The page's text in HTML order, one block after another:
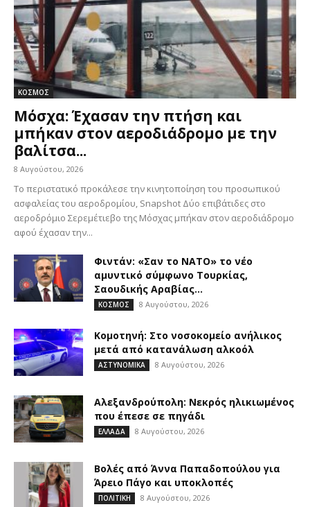
ΚΟΣΜΟΣ
Μόσχα: Έχασαν την πτήση και
μπήκαν στον αεροδιάδρομο με την
βαλίτσα...
8 Αυγούστου, 2026
Το περιστατικό προκάλεσε την κινητοποίηση του προσωπικού
ασφαλείας του αεροδρομίου, Snapshot Δύο επιβάτιδες στο
αεροδρόμιο Σερεμέτιεβο της Μόσχας μπήκαν στον αεροδιάδρομο
αφού έχασαν την...
Φιντάν: «Σαν το ΝΑΤΟ» το νέο
αμυντικό σύμφωνο Τουρκίας,
Σαουδικής Αραβίας...
ΚΟΣΜΟΣ 8 Αυγούστου, 2026
Κομοτηνή: Στο νοσοκομείο ανήλικος
μετά από κατανάλωση αλκοόλ
ΑΣΤΥΝΟΜΙΚΑ 8 Αυγούστου, 2026
Αλεξανδρούπολη: Νεκρός ηλικιωμένος
που έπεσε σε πηγάδι
ΕΛΛΑΔΑ 8 Αυγούστου, 2026
Βολές από Άννα Παπαδοπούλου για
Άρειο Πάγο και υποκλοπές
ΠΟΛΙΤΙΚΗ 8 Αυγούστου, 2026